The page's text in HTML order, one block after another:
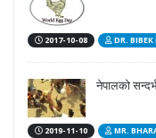
2017-10-08 DR. BIBEK
नेपालको
2019-11-10 MR.